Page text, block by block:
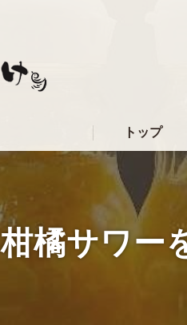
トップ
柑橘サワー